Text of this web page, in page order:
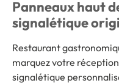
Panneaux haut
signalétique
Restaurant
marquez votre
signalétique